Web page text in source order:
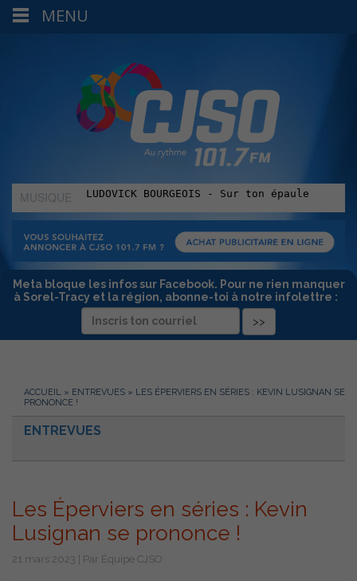
MUSIQUE
:
Meta bloque les infos sur Facebook. Pour ne rien manquer
à Sorel-Tracy et la région, abonne-toi à notre infolettre :
ACCUEIL » ENTREVUES » LES ÉPERVIERS EN SÉRIES : KEVIN LUSIGNAN SE
PRONONCE !
ENTREVUES
Les Éperviers en séries : Kevin
Lusignan se prononce !
21 mars 2023 | Par Équipe CJSO
MENU